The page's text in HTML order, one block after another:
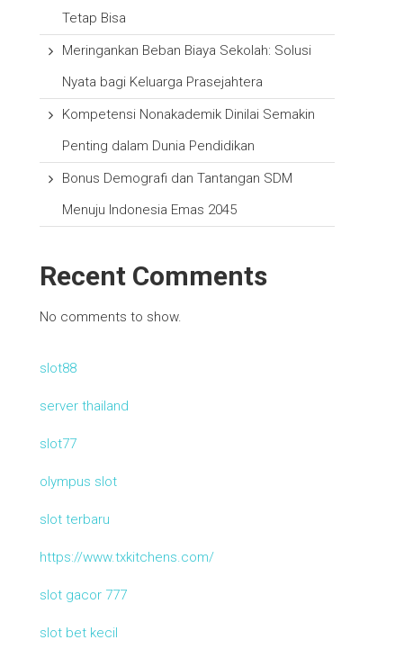
Tetap Bisa
Meringankan Beban Biaya Sekolah: Solusi
Nyata bagi Keluarga Prasejahtera
Kompetensi Nonakademik Dinilai Semakin
Penting dalam Dunia Pendidikan
Bonus Demografi dan Tantangan SDM
Menuju Indonesia Emas 2045
Recent Comments
No comments to show.
slot88
server thailand
slot77
olympus slot
slot terbaru
https://www.txkitchens.com/
slot gacor 777
slot bet kecil